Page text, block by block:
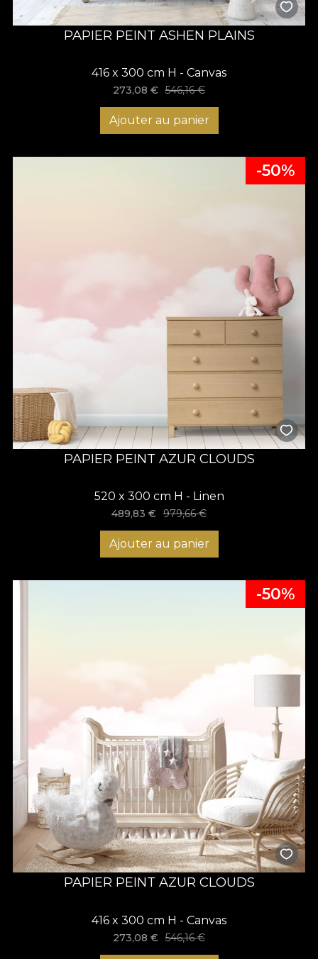
PAPIER PEINT ASHEN PLAINS
416 x 300 cm H - Canvas
273,08€ 546,16€
Ajouter au panier
-50%
PAPIER PEINT AZUR CLOUDS
520 x 300 cm H - Linen
489,83€ 979,66€
Ajouter au panier
-50%
PAPIER PEINT AZUR CLOUDS
416 x 300 cm H - Canvas
273,08€ 546,16€